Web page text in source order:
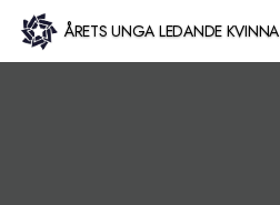
Hoppa
till
ÅRETS UNGA LEDANDE KVINNA